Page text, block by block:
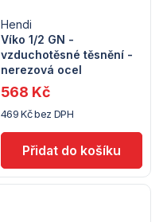
Víko 1/2 GN -
vzduchotěsné těsnění -
nerezová ocel
Hendi
469 Kč bez DPH
568 Kč